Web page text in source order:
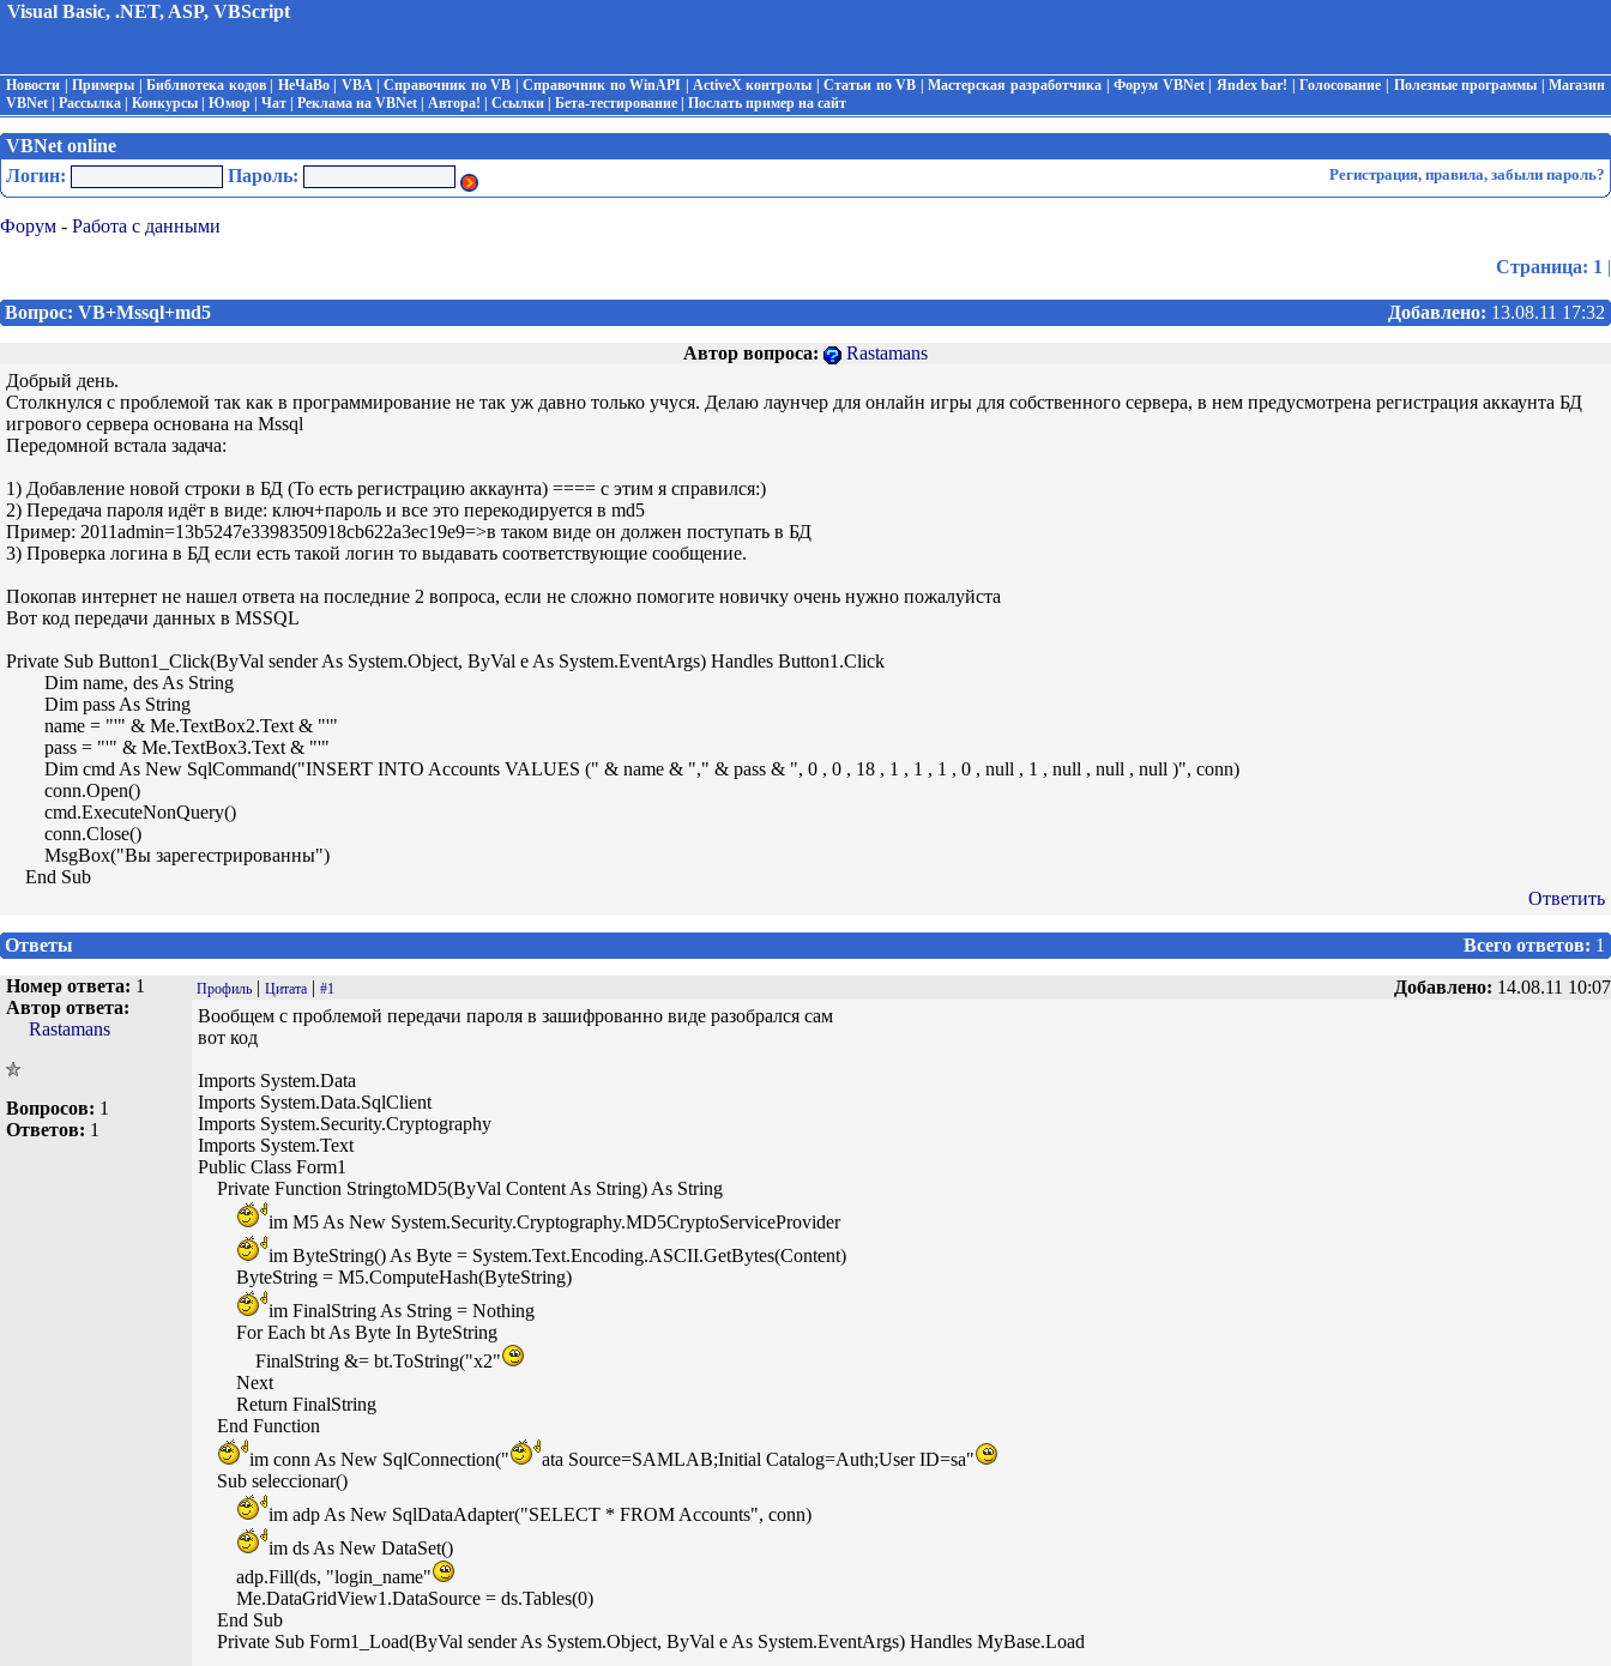
Visual Basic, .NET, ASP, VBScript
Новости |Примеры |Библиотека кодов| НеЧаВо| VBA|Справочник по VB |Справочник по WinAPI ActiveX контролы |Статьи по VB |Мастерская разработчика |Форум VBNet| Яndex bar! |Голосование Полезные программы |Магазин
VBNet
Рассылка Конкурсы Юмор Чат Реклама на VBNet Автора! Ссылки Бета-тестирование Послать пример на сайт
VBNet online
Логин:
Пароль: Регистрация, правила, забыли пароль?
Форум - Работа с данными
Страница: 1 |
Вопрос: VB+Mssql+md5 Добавлено: 13.08.11 17:32
Автор вопроса:
Rastamans
Добрый день.
Столкнулся с проблемой так как в программирование не так уж давно только учуся. Делаю лаунчер для онлайн игры для собственного сервера, в нем предусмотрена регистрация аккаунта БД
игрового сервера основана на Mssql
Передомной встала задача:
1) Добавление новой строки в БД (То есть регистрацию аккаунта) ==== с этим я справился:)
2) Передача пароля идёт в виде: ключ+пароль и все это перекодируется в md5
Пример: 2011admin=13b5247e3398350918cb622a3ec19e9=>в таком виде он должен поступать в БД
3) Проверка логина в БД если есть такой логин то выдавать соответствующие сообщение.
Покопав интернет не нашел ответа на последние 2 вопроса, если не сложно помогите новичку очень нужно пожалуйста
Вот код передачи данных в MSSQL
Private Sub Button1_Click(ByVal sender As System.Object, ByVal e As System.EventArgs) Handles Button1.Click
Dim name, des As String
Dim pass As String
name = "'" & Me.TextBox2.Text & "'"
pass = "'" & Me.TextBox3.Text & "'"
Dim cmd As New SqlCommand("INSERT INTO Accounts VALUES (" & name & "," & pass & ", 0 , 0 , 18 , 1 , 1 , 1 , 0 , null , 1 , null , null , null )", conn)
conn.Open()
cmd.ExecuteNonQuery()
conn.Close()
MsgBox("Вы зарегестрированны")
End Sub
Ответить
Ответы Всего ответов: 1
Номер ответа: 1
Автор ответа:
Rastamans
Вопросов: 1
Ответов: 1
Профиль | Цитата | #1 Добавлено: 14.08.11 10:07
Вообщем с проблемой передачи пароля в зашифрованно виде разобрался сам
вот код
Imports System.Data
Imports System.Data.SqlClient
Imports System.Security.Cryptography
Imports System.Text
Public Class Form1
Private Function StringtoMD5(ByVal Content As String) As String
im M5 As New System.Security.Cryptography.MD5CryptoServiceProvider
im ByteString() As Byte = System.Text.Encoding.ASCII.GetBytes(Content)
ByteString = M5.ComputeHash(ByteString)
im FinalString As String = Nothing
For Each bt As Byte In ByteString
FinalString &= bt.ToString("x2"
Next
Return FinalString
End Function
im conn As New SqlConnection("
ata Source=SAMLAB;Initial Catalog=Auth;User ID=sa"
Sub seleccionar()
im adp As New SqlDataAdapter("SELECT * FROM Accounts", conn)
im ds As New DataSet()
adp.Fill(ds, "login_name"
Me.DataGridView1.DataSource = ds.Tables(0)
End Sub
Private Sub Form1_Load(ByVal sender As System.Object, ByVal e As System.EventArgs) Handles MyBase.Load